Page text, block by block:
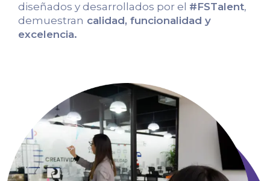
diseñados y desarrollados por el #FSTalent,
demuestran calidad, funcionalidad y
excelencia.